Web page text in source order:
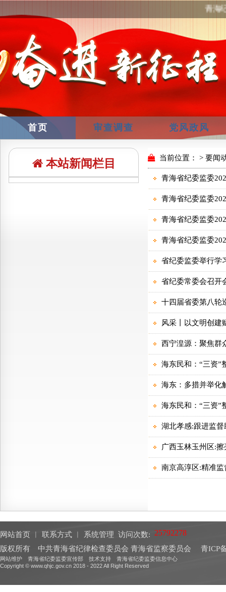
青海
首页 审查调查 党风政风
本站新闻栏目
网站首页 联系方式 系统管理 访问次数:
版权所有 中共青海省纪律检查委员会 青海省监察委员会
青ICP
网站维护 青海省纪委监委宣传部 技术支持 青海省纪委监委信息中心
Copyright © www.qhjc.gov.cn 2018 - 2022 All Right Reserved